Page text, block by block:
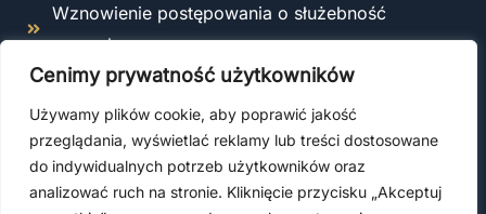
Cenimy prywatność użytkowników
Używamy plików cookie, aby poprawić jakość
przeglądania, wyświetlać reklamy lub treści dostosowane
do indywidualnych potrzeb użytkowników oraz
analizować ruch na stronie. Kliknięcie przycisku „Akceptuj
Wznowienie postępowania o służebność
przesyłu
Odstąpienie od umowy o roboty budowlane –
kiedy i jak można to zrobić zgodnie z prawem?
Co obejmuje ubezpieczenie OC kierownika
budowy?